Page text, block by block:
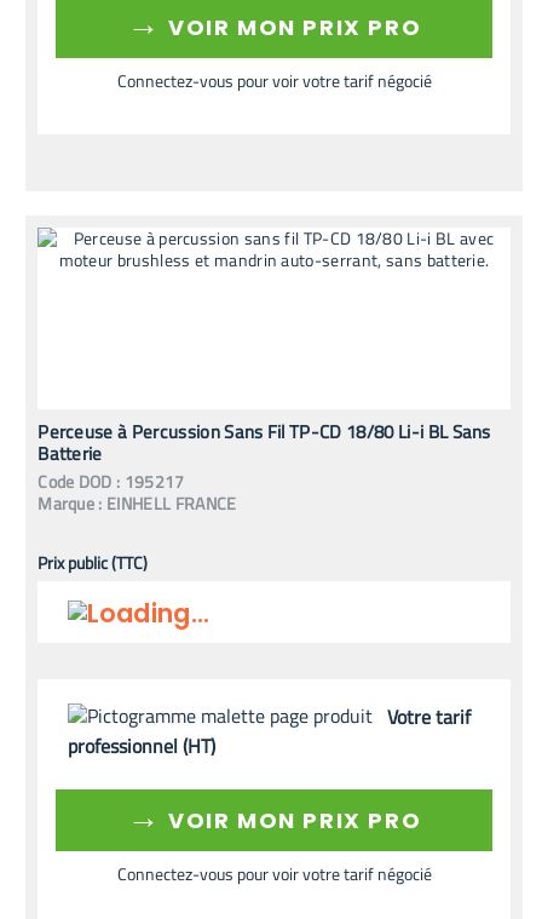
→ VOIR MON PRIX PRO
Connectez-vous pour voir votre tarif négocié
Perceuse à Percussion Sans Fil TP-CD 18/80 Li-i BL Sans
Batterie
Code DOD : 195217
Marque : EINHELL FRANCE
Prix public (TTC)
Votre tarif
professionnel (HT)
→ VOIR MON PRIX PRO
Connectez-vous pour voir votre tarif négocié